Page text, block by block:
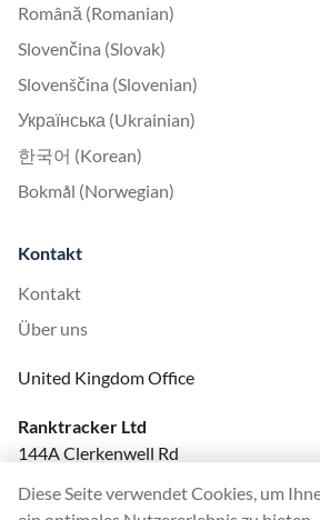
Română (Romanian)
Slovenčina (Slovak)
Slovenščina (Slovenian)
Українська (Ukrainian)
한국어 (Korean)
Bokmål (Norwegian)
Kontakt
Kontakt
Über uns
United Kingdom Office
Ranktracker Ltd
144A Clerkenwell Rd
Company No: 08820809
Diese Seite verwendet Cookies, um